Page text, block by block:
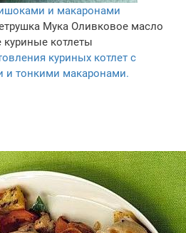
и макаронами
Мука Оливковое масло
куриные котлеты
куриных котлет с
и тонкими макаронами.